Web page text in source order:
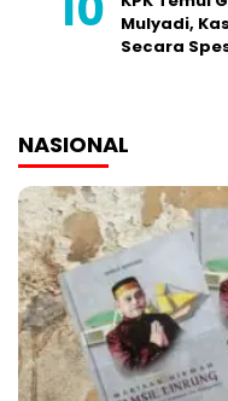
Mulyadi,
Secara
NASIONAL